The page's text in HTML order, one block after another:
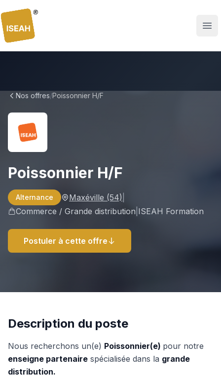
Nos offres/Poissonnier H/F
Poissonnier H/F
Alternance Maxéville (54)
Commerce / Grande distribution ISEAH Formation
Postuler à cette offre
Description du poste
Nous recherchons un(e) Poissonnier(e) pour notre
enseigne partenaire spécialisée dans la grande
distribution.